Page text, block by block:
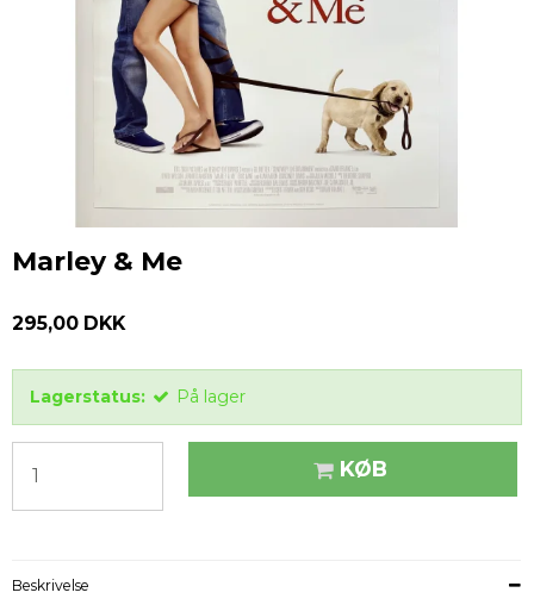
Marley & Me
295,00 DKK
Lagerstatus: På lager
KØB
Beskrivelse